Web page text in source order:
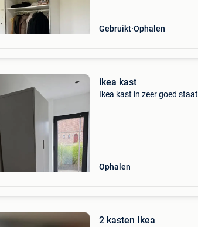
Gebruikt Ophalen
ikea kast
Ikea kast in zeer goed staat
Ophalen
2 kasten Ikea